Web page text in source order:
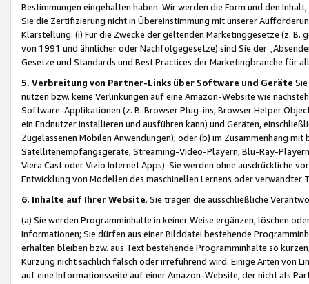
Bestimmungen eingehalten haben. Wir werden die Form und den
Sie die Zertifizierung nicht in Übereinstimmung mit unserer
Klarstellung: (i) Für die Zwecke der geltenden Marketinggesetze (z. B.
von 1991 und ähnlicher oder Nachfolgegesetze) sind Sie der
Gesetze und Standards und Best Practices der Marketingbranche für
5. Verbreitung von Partner-Links über Software und Geräte
nutzen bzw. keine Verlinkungen auf eine Amazon-Website wie
Software-Applikationen (z. B. Browser Plug-ins, Browser Helper
ein Endnutzer installieren und ausführen kann) und Geräten,
Zugelassenen Mobilen Anwendungen); oder (b) im Zusammenhang
Satellitenempfangsgeräte, Streaming-Video-Playern, Blu-Ray-
Viera Cast oder Vizio Internet Apps). Sie werden ohne ausdrückliche
Entwicklung von Modellen des maschinellen Lernens oder
6. Inhalte auf Ihrer Website. Sie tragen die ausschließliche
(a) Sie werden Programminhalte in keiner Weise ergänzen, löschen
Informationen; Sie dürfen aus einer Bilddatei bestehende
erhalten bleiben bzw. aus Text bestehende Programminhalte so
Kürzung nicht sachlich falsch oder irreführend wird. Einige Arten von
auf eine Informationsseite auf einer Amazon-Website, der nicht als